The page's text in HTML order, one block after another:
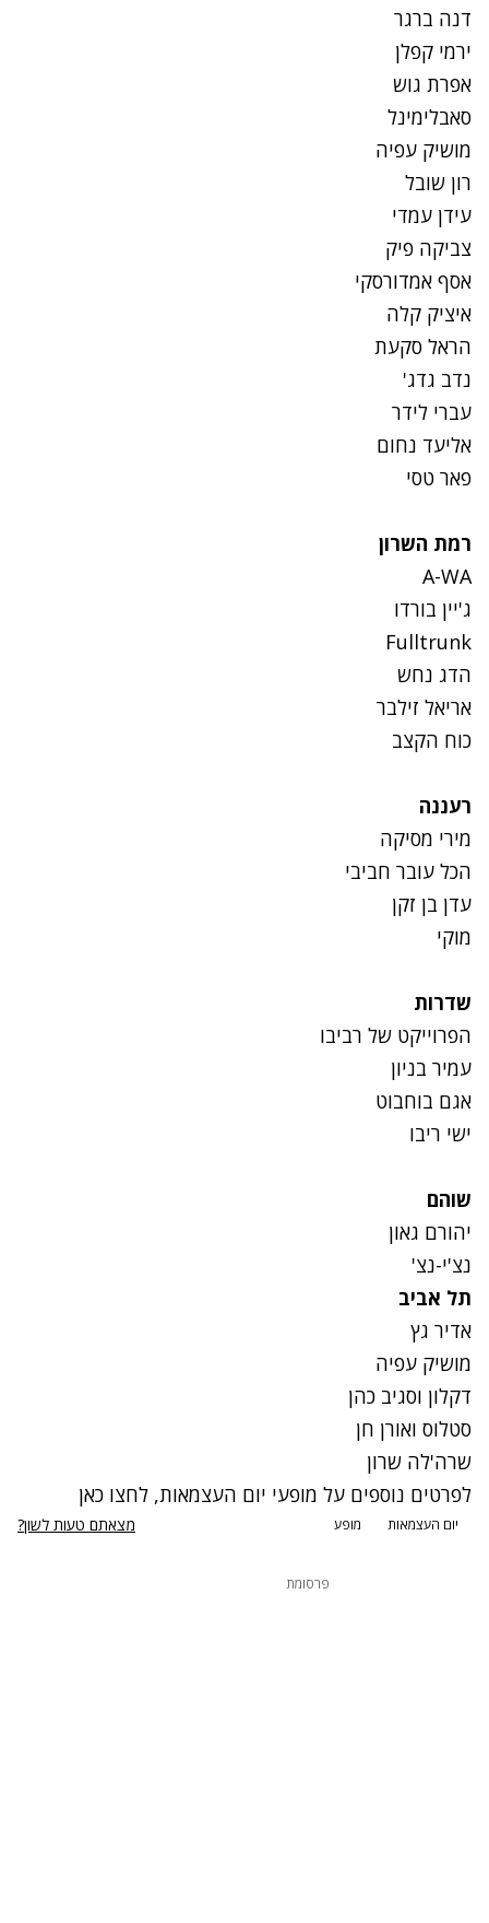
דנה ברגר
ירמי קפלן
אפרת גוש
סאבלימינל
מושיק עפיה
רון שובל
עידן עמדי
צביקה פיק
אסף אמדורסקי
איציק קלה
הראל סקעת
נדב גדג'
עברי לידר
אליעד נחום
פאר טסי
רמת השרון
A-WA
ג'יין בורדו
Fulltrunk
הדג נחש
אריאל זילבר
כוח הקצב
רעננה
מירי מסיקה
הכל עובר חביבי
עדן בן זקן
מוקי
שדרות
הפרוייקט של רביבו
עמיר בניון
אגם בוחבוט
ישי ריבו
שוהם
יהורם גאון
נצ'י-נצ'
תל אביב
אדיר גץ
מושיק עפיה
דקלון וסגיב כהן
סטלוס ואורן חן
שרה'לה שרון
לפרטים נוספים על מופעי יום העצמאות, לחצו כאן
יום העצמאות מופע מצאתם טעות לשון?
פרסומת